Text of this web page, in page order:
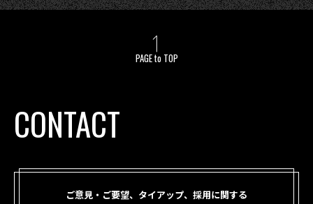
PAGE to TOP
CONTACT
ご意見・ご要望、タイアップ、採用に関する